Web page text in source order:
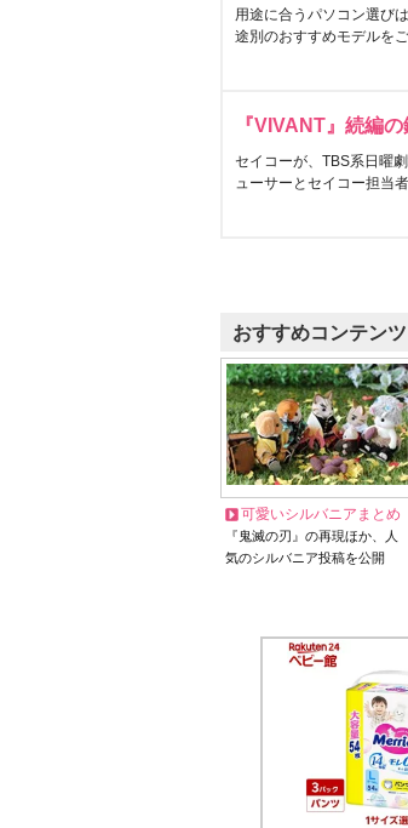
用途に合うパソコン選び
途別のおすすめモデルをご
『VIVANT』続編
セイコーが、TBS系日曜
ューサーとセイコー担当
おすすめコンテンツ
可愛いシルバニアまとめ
『鬼滅の刃』の再現ほか、人
気のシルバニア投稿を公開